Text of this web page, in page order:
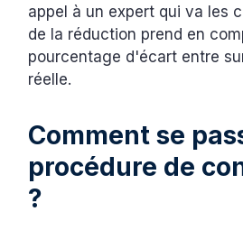
appel à un expert qui va les
de la réduction prend en
pourcentage d'écart entre
réelle.
Comment se
procédure de
?